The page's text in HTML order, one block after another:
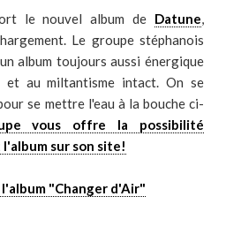
le nouvel album de Datune,
Le groupe stéphanois
album toujours aussi énergique
et au miltantisme intact. On se
se mettre l'eau à la bouche ci-
vous offre la possibilité
sur son site!
"Changer d'Air"